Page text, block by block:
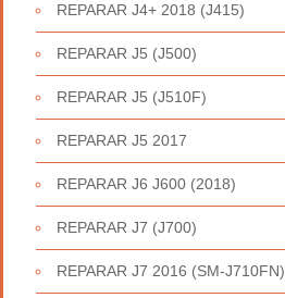
REPARAR J4+ 2018 (J415)
REPARAR J5 (J500)
REPARAR J5 (J510F)
REPARAR J5 2017
REPARAR J6 J600 (2018)
REPARAR J7 (J700)
REPARAR J7 2016 (SM-J710FN)